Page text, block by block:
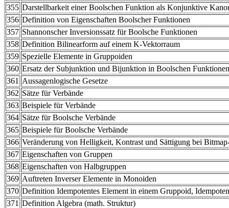
355 Darstellbarkeit einer Boolschen Funktion als Konjunktive
356 Definition von Eigenschaften Boolscher Funktionen
357 Shannonscher Inversionssatz für Boolsche Funktionen
358 Definition Bilinearform auf einem K-Vektorraum
359 Spezielle Elemente in Gruppoiden
360 Ersatz der Subjunktion und Bijunktion in Boolschen Funktionen
361 Aussagenlogische Gesetze
362 Sätze für Verbände
363 Beispiele für Verbände
364 Sätze für Boolsche Verbände
365 Beispiele für Boolsche Verbände
366 Veränderung von Helligkeit, Kontrast und Sättigung bei
367 Eigenschaften von Gruppen
368 Eigenschaften von Halbgruppen
369 Auftreten Inverser Elemente in Monoiden
370 Definition Idempotentes Element in einem Gruppoid,
371 Definition Algebra (math. Struktur)